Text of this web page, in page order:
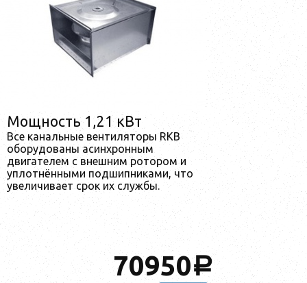
Мощность 1,21 кВт
Все канальные вентиляторы RKB
оборудованы асинхронным
двигателем с внешним ротором и
уплотнёнными подшипниками, что
увеличивает срок их службы.
70950a